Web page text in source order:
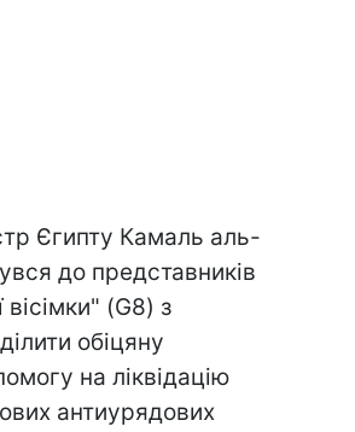
Єгипту Камаль аль-
до представників
вісімки" (G8) з
обіцяну
на ліквідацію
антиурядових